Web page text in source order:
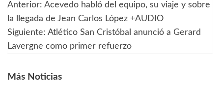
Navegación
de
entradas
Anterior: Acevedo habló del equipo, su viaje y sobre
la llegada de Jean Carlos López +AUDIO
Siguiente: Atlético San Cristóbal anunció a Gerard
Lavergne como primer refuerzo
Más Noticias